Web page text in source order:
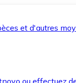
et d'autres
ou effectuez